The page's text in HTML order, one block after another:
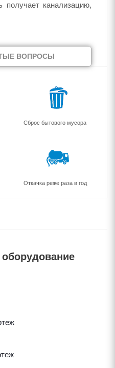
получает канализацию,
ВОПРОСЫ
Сброс бытового мусора
Откачка реже раза в год